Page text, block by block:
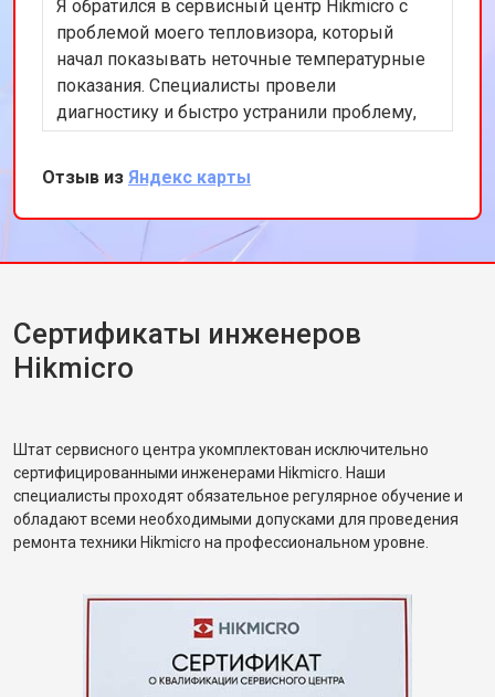
Я обратился в сервисный центр Hikmicro с
проблемой моего тепловизора, который
начал показывать неточные температурные
показания. Специалисты провели
диагностику и быстро устранили проблему,
используя оригинальные запчасти. Я остался
доволен оперативностью и качеством
работы. Теперь мой тепловизор работает
идеально. Спасибо за вашу
профессиональную помощь!
Отзыв из Яндекс карты
Сертификаты инженеров
Hikmicro
Штат сервисного центра укомплектован исключительно
сертифицированными инженерами Hikmicro. Наши
специалисты проходят обязательное регулярное обучение и
обладают всеми необходимыми допусками для проведения
ремонта техники Hikmicro на профессиональном уровне.